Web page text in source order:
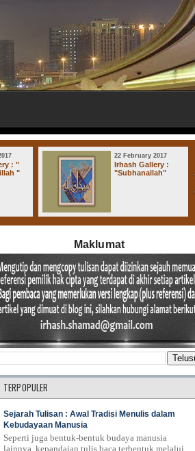
22 February 2017
Irhash Gallery :
"Subhanallah"
Maklumat
TERPOPULER
Sejarah Tulisan : Awal Tradisi Menulis dalam
Kebudayaan Manusia
Seperti juga bentuk-bentuk budaya manusia
lainnya, kepandaian tulis baca terbentuk melalui